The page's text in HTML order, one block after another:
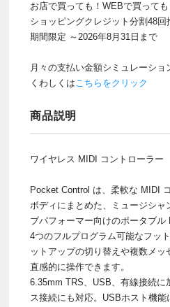
お店で買っても！WEBで買って
ショッピングクレジット分割48回
期間限定 ～2026年8月31日まで
月々の支払い金額シミュレーショ
くわしくはこちらをクリック
商品説明
ワイヤレス MIDI コントローラー
Pocket Control は、柔軟な MIDI
ボディにまとめた、ミュージシャ
ブパフォーマー向けのポータブル
4つのフルプログラム可能なフッ
ットアップの切り替えや複数メッ
直感的に操作できます。
6.35mm TRS、USB、有線接続に
ス接続にも対応。USBホスト機